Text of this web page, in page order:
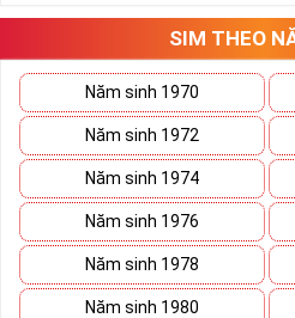
SIM THEO
Năm sinh 1970
Năm sinh 1972
Năm sinh 1974
Năm sinh 1976
Năm sinh 1978
Năm sinh 1980